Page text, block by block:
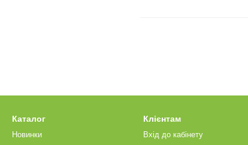
Каталог
Новинки
Клієнтам
Вхід до кабінету